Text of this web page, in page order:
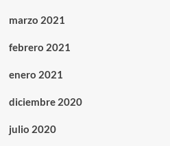
marzo 2021
febrero 2021
enero 2021
diciembre 2020
julio 2020